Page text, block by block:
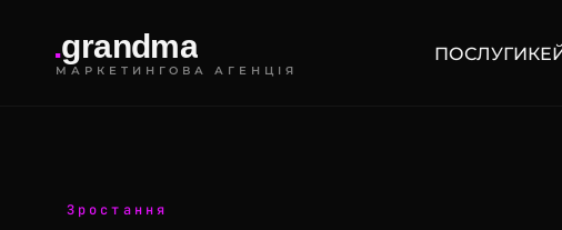
.grandma
МАРКЕТИНГОВА АГЕНЦІЯ
ПОСЛУГИ
Зростання